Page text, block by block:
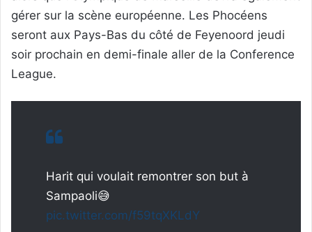
gérer sur la scène européenne. Les Phocéens
seront aux Pays-Bas du côté de Feyenoord jeudi
soir prochain en demi-finale aller de la Conference
League.
Harit qui voulait remontrer son but à
Sampaoli😅
pic.twitter.com/f59tqXKLdY